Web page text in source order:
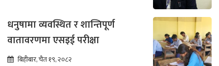
धनुषामा व्यवस्थित र शान्तिपूर्ण
वातावरणमा एसइई परीक्षा
बिहीबार, चैत १९, २०८२